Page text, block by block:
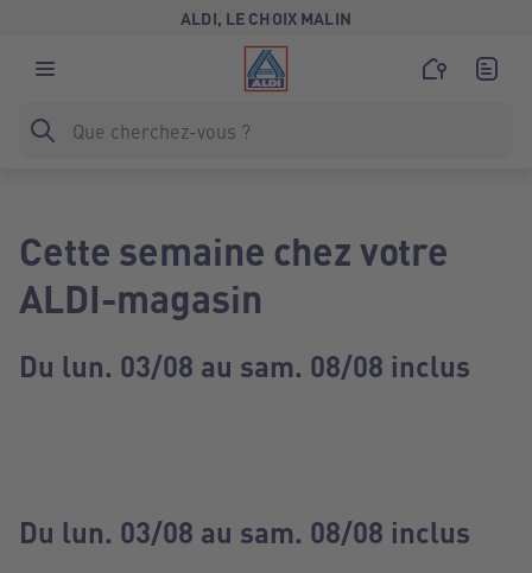
ALDI, LE CHOIX MALIN
Cette semaine chez votre
ALDI-magasin
Du lun. 03/08 au sam. 08/08 inclus
Du lun. 03/08 au sam. 08/08 inclus